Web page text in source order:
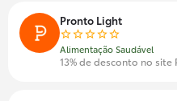
Pronto Light
Alimentação Saudável
13% de desconto no site